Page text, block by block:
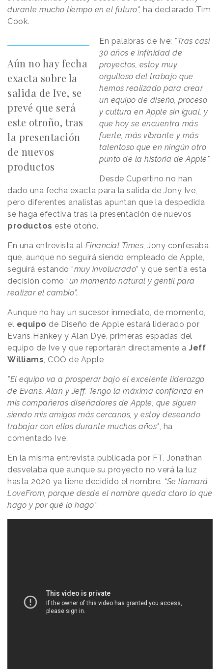
durante mucho tiempo en el futuro", ha declarado Tim
Cook.
Aún no hay fecha
exacta sobre la
salida de Ive, se
prevé que será
este otroño, tras
la presentación
de nuevos
productos
En palabras de Ive: "Tras casi
30 años e infinidad de
proyectos, estoy muy
orgulloso del trabajo que
hemos realizado para crear
un equipo de diseño, proceso
y cultura en Apple sin igual, y
que hoy se encuentra más
fuerte, más vibrante y más
talentoso que en ningún otro
punto de la historia de Apple".
Desde Cupertino no han
dado una fecha exacta para la salida de Jony Ive,
pero diferentes analistas apuntan que la despedida
se haga efectiva tras la presentación de nuevos
productos este otoño.
En una entrevista al Financial Times, Jony confesaba
que, aunque no seguirá siendo empleado de Apple,
seguirá estando “muy involucrado” y que sentía esta
decisión como “un momento natural y gentil para
realizar el cambio”.
Aunque no hay un sucesor inmediato, de momento,
el equipo de Diseño de Apple estará liderado por
Evans Hankey y Alan Dye, primeras espadas del
equipo de Ive y que reportarán directamente a Jeff
Williams, COO de Apple
"El equipo va a prosperar bajo el excelente liderazgo
de Evans, Alan y Jeff. Tengo la máxima confianza en
mis compañeros diseñadores de Apple, que siguen
siendo mis amigos más cercanos, y estoy deseando
trabajar con ellos durante muchos años", ha
comentado Ive.
En la misma entrevista publicada por FT, Jonathan
desvelaba que aunque su proyecto no verá la luz
hasta 2020 ya tiene decidido el nombre. “Se llamará
LoveFrom, porque desde el nombre queda claro lo que
hago y por qué lo hago”.